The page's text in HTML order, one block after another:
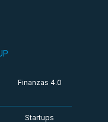
Finanzas 4.0
Startups